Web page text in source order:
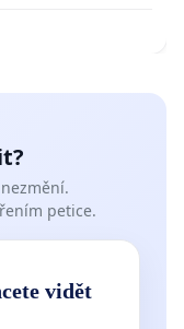
petice.
vidět